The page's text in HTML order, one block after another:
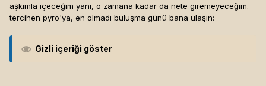
aşkımla içeceğim yani, o zamana kadar da nete giremeyeceğim.
tercihen pyro'ya, en olmadı buluşma günü bana ulaşın:
Gizli içeriği göster